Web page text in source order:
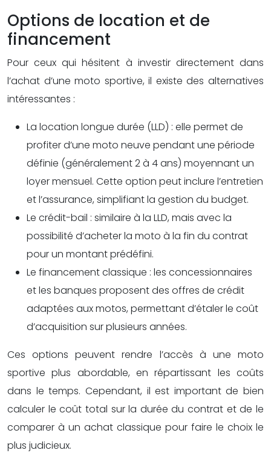
Options de location et de
financement
Pour ceux qui hésitent à investir directement dans
l’achat d’une moto sportive, il existe des alternatives
intéressantes :
La location longue durée (LLD) : elle permet de
profiter d’une moto neuve pendant une période
définie (généralement 2 à 4 ans) moyennant un
loyer mensuel. Cette option peut inclure l’entretien
et l’assurance, simplifiant la gestion du budget.
Le crédit-bail : similaire à la LLD, mais avec la
possibilité d’acheter la moto à la fin du contrat
pour un montant prédéfini.
Le financement classique : les concessionnaires
et les banques proposent des offres de crédit
adaptées aux motos, permettant d’étaler le coût
d’acquisition sur plusieurs années.
Ces options peuvent rendre l’accès à une moto
sportive plus abordable, en répartissant les coûts
dans le temps. Cependant, il est important de bien
calculer le coût total sur la durée du contrat et de le
comparer à un achat classique pour faire le choix le
plus judicieux.